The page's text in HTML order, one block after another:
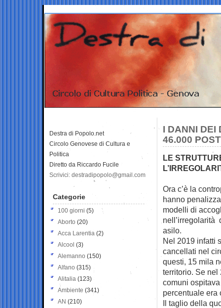
I DANNI DEI
46.000
LE
Ora c’è la
hanno
modelli di
nell’irregolarità
asilo.
Nel 2019 infatti
cancellati nel
questi, 15 mila
territorio. Se nel
comuni
percentuale era
Il taglio della
Destra di Popolo.net
Circolo Genovese di Cultura e
Politica
Diretto da Riccardo Fucile
Scrivici: destradipopolo@gmail.com
Categorie
100 giorni (5)
Aborto (20)
Acca Larentia (2)
Alcool (3)
Alemanno (150)
Alfano (315)
Alitalia (123)
Ambiente (341)
AN (210)